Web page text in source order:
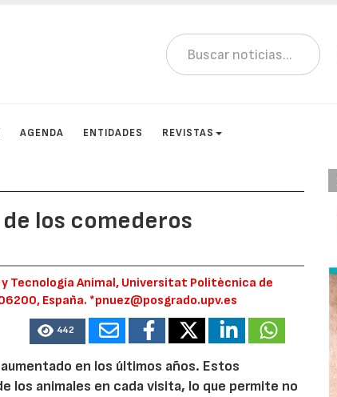
AGENDA ENTIDADES REVISTAS
los comederos
Tecnología Animal, Universitat Politècnica de
España. *pnuez@posgrado.upv.es
442
en los últimos años. Estos
los animales en cada visita, lo que permite no